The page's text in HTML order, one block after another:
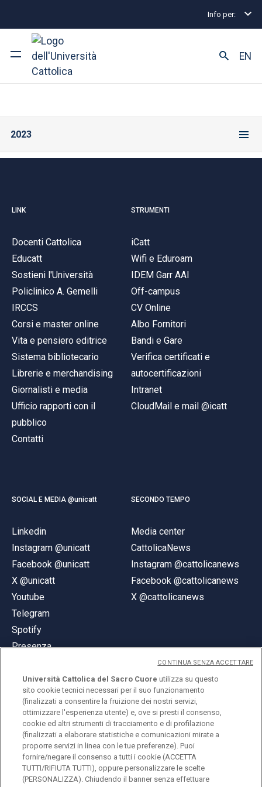
Info per:
Corsi di studio
Ricerca
SEI UNO STUDENTE ISCRITTO?
ACCEDI ALLA MAIL ICATT
SEI UN DOCENTE O UN MEMBRO DELLO STAFF
ACCEDI A CLOUDMAIL
EN
2023
2023
LINK
Docenti Cattolica
Educatt
Sostieni l'Università
Policlinico A. Gemelli
IRCCS
Corsi e master online
Vita e pensiero editrice
Sistema bibliotecario
Librerie e merchandising
Giornalisti e media
Ufficio rapporti con il
pubblico
Contatti
STRUMENTI
iCatt
Wifi e Eduroam
IDEM Garr AAI
Off-campus
CV Online
Albo Fornitori
Bandi e Gare
Verifica certificati e
autocertificazioni
Intranet
CloudMail e mail @icatt
SOCIAL E MEDIA @unicatt
Linkedin
Instagram @unicatt
Facebook @unicatt
X @unicatt
Youtube
Telegram
Spotify
Presenza
SECONDO TEMPO
Media center
CattolicaNews
Instagram @cattolicanews
Facebook @cattolicanews
X @cattolicanews
© Università Cattolica del Sacro Cuore
Largo A. Gemelli 1, 20123 Milano
PI 02133120150
Università Cattolica del Sacro Cuore utilizza su questo
sito cookie tecnici necessari per il suo funzionamento
(finalizzati a consentire la fruizione dei nostri servizi,
ottimizzare l'esperienza utente) e, ove si presti il consenso,
cookie ed altri strumenti di tracciamento e di profilazione
(finalizzati a elaborare statistiche e comunicazioni mirate a
proporre servizi in linea con le tue preferenze). Puoi
fornire/negare il consenso a tutti i cookie (ACCETTA
TUTTI/RIFIUTA TUTTI), oppure personalizzare le scelte
(PERSONALIZZA). Chiudendo il banner senza effettuare
CONTINUA SENZA ACCETTARE